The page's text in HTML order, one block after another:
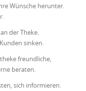
Wünsche herunter.
der Theke.
sinken.
freundliche,
beraten.
sich informieren.